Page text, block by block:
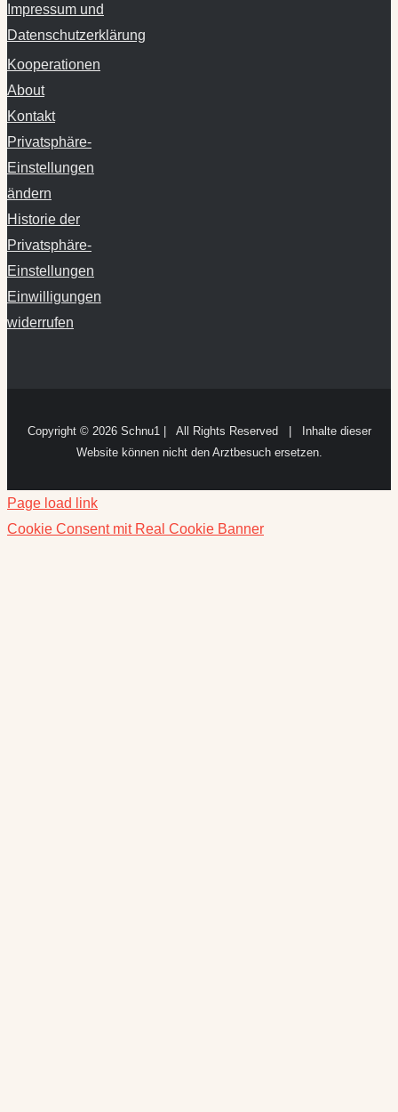
Impressum und
Datenschutzerklärung
Kooperationen
About
Kontakt
Privatsphäre-
Einstellungen
ändern
Historie der
Privatsphäre-
Einstellungen
Einwilligungen
widerrufen
Copyright © 2026 Schnu1 | All Rights Reserved | Inhalte dieser
Website können nicht den Arztbesuch ersetzen.
Page load link
Cookie Consent mit Real Cookie Banner